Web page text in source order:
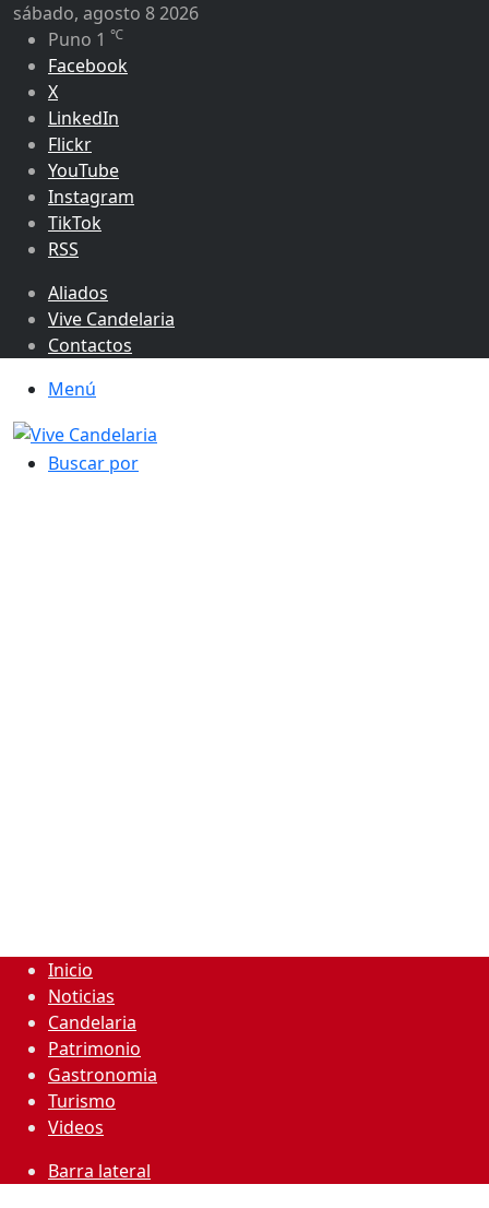
sábado, agosto 8 2026
Puno 1 ℃
Facebook
X
LinkedIn
Flickr
YouTube
Instagram
TikTok
RSS
Aliados
Vive Candelaria
Contactos
Menú
Buscar por
Inicio
Noticias
Candelaria
Patrimonio
Gastronomia
Turismo
Videos
Barra lateral